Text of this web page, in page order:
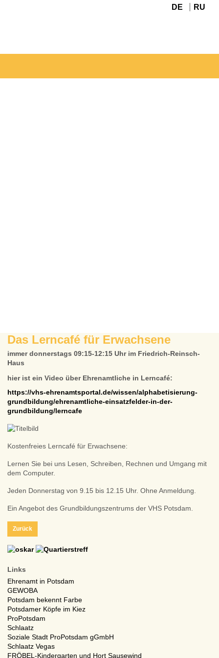
DE RU
Das Lerncafé für Erwachsene
immer donnerstags 09:15-12:15 Uhr im Friedrich-Reinsch-
Haus
hier ist ein Video über Ehrenamtliche in Lerncafé:
https://vhs-ehrenamtsportal.de/wissen/alphabetisierung-
grundbildung/ehrenamtliche-einsatzfelder-in-der-
grundbildung/lerncafe
Kostenfreies Lerncafé für Erwachsene:
Lernen Sie bei uns Lesen, Schreiben, Rechnen und Umgang mit
dem Computer.
Jeden Donnerstag von 9.15 bis 12.15 Uhr. Ohne Anmeldung.
Ein Angebot des Grundbildungszentrums der VHS Potsdam.
Zurück
Links
Ehrenamt in Potsdam
GEWOBA
Potsdam bekennt Farbe
Potsdamer Köpfe im Kiez
ProPotsdam
Schlaatz
Soziale Stadt ProPotsdam gGmbH
Schlaatz Vegas
FRÖBEL-Kindergarten und Hort Sausewind